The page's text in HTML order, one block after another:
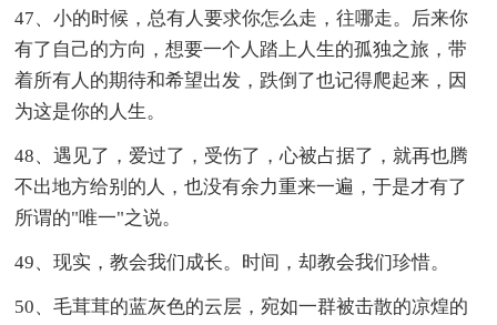
47、小的时候，总有人要求你怎么走，往哪走。后来你
有了自己的方向，想要一个人踏上人生的孤独之旅，带
着所有人的期待和希望出发，跌倒了也记得爬起来，因
为这是你的人生。
48、遇见了，爱过了，受伤了，心被占据了，就再也腾
不出地方给别的人，也没有余力重来一遍，于是才有了
所谓的"唯一"之说。
49、现实，教会我们成长。时间，却教会我们珍惜。
50、毛茸茸的蓝灰色的云层，宛如一群被击散的凉煌的